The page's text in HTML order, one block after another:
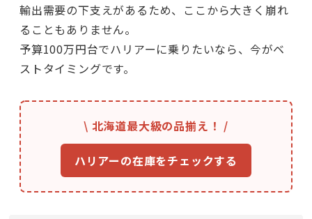
輸出需要の下支えがあるため、ここから大きく崩れ
ることもありません。
予算100万円台でハリアーに乗りたいなら、今がベ
ストタイミングです。
\ 北海道最大級の品揃え！ /
ハリアーの在庫をチェックする